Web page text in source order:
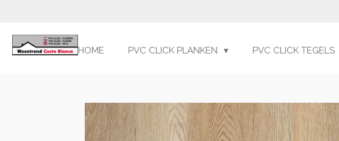
naar
de
HOME PVC CLICK PLANKEN PVC CLICK TEGELS